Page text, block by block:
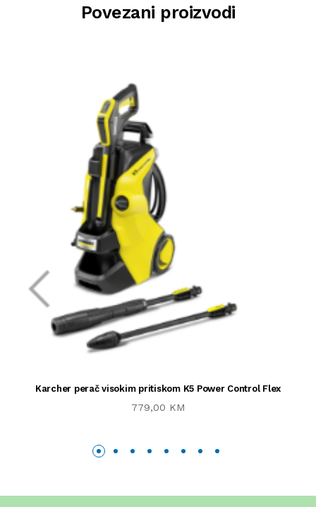
Povezani proizvodi
Karcher perač visokim pritiskom K5 Power Control Flex
779,00 KM